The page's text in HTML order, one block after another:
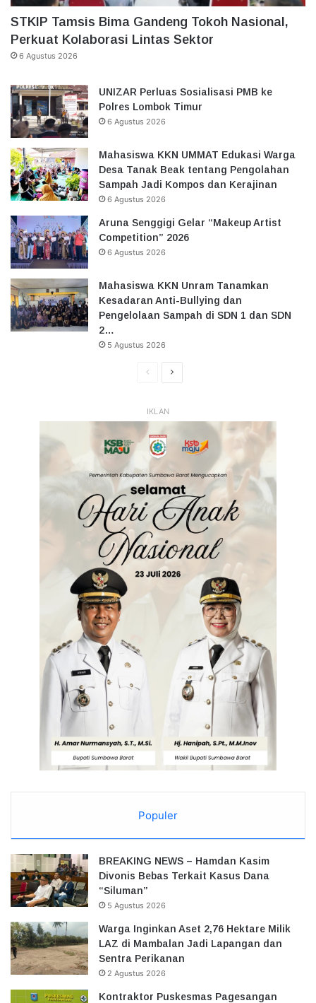
STKIP Tamsis Bima Gandeng Tokoh Nasional,
Perkuat Kolaborasi Lintas Sektor
6 Agustus 2026
UNIZAR Perluas Sosialisasi PMB ke
Polres Lombok Timur
6 Agustus 2026
Mahasiswa KKN UMMAT Edukasi Warga
Desa Tanak Beak tentang Pengolahan
Sampah Jadi Kompos dan Kerajinan
6 Agustus 2026
Aruna Senggigi Gelar “Makeup Artist
Competition” 2026
6 Agustus 2026
Mahasiswa KKN Unram Tanamkan
Kesadaran Anti-Bullying dan
Pengelolaan Sampah di SDN 1 dan SDN
2…
5 Agustus 2026
HalamanHalaman
IKLAN
Populer
BREAKING NEWS – Hamdan Kasim
Divonis Bebas Terkait Kasus Dana
“Siluman”
5 Agustus 2026
Warga Inginkan Aset 2,76 Hektare Milik
LAZ di Mambalan Jadi Lapangan dan
Sentra Perikanan
2 Agustus 2026
Kontraktor Puskesmas Pagesangan